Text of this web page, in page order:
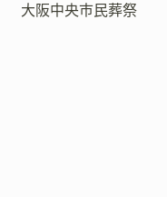
大阪中央市民葬祭